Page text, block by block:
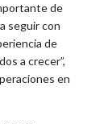
de
seguir con
de
a crecer”,
en